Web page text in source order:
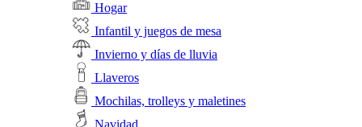
Hogar
Infantil y juegos de mesa
Invierno y días de lluvia
Llaveros
Mochilas, trolleys y maletines
Navidad